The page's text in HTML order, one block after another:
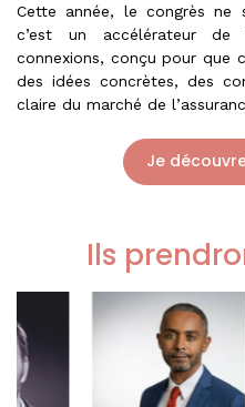
Cette année, le congrès ne
c’est un accélérateur
connexions, conçu pour que
des idées concrètes, des
claire du marché de
Je
Ils